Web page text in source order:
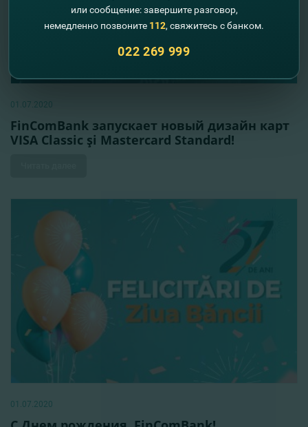
01.07.2020
FinComBank запускает новый дизайн карт
VISA Classic şi Mastercard Standard!
01.07.2020
или сообщение: завершите разговор,
немедленно позвоните 112, свяжитесь с банком.
022 269 999